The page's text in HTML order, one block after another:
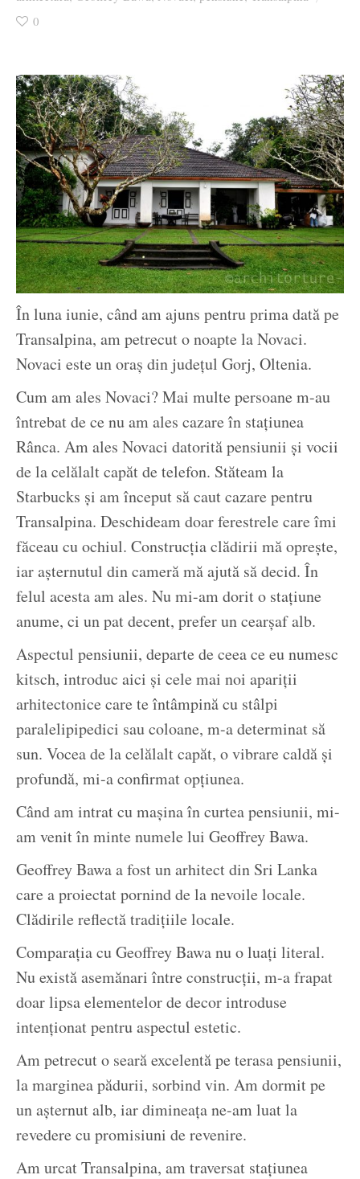
0
În luna iunie, când am ajuns pentru prima dată pe
Transalpina, am petrecut o noapte la Novaci.
Novaci este un oraș din județul Gorj, Oltenia.
Cum am ales Novaci? Mai multe persoane m-au
întrebat de ce nu am ales cazare în stațiunea
Rânca. Am ales Novaci datorită pensiunii și vocii
de la celălalt capăt de telefon. Stăteam la
Starbucks și am început să caut cazare pentru
Transalpina. Deschideam doar ferestrele care îmi
făceau cu ochiul. Construcția clădirii mă oprește,
iar așternutul din cameră mă ajută să decid. În
felul acesta am ales. Nu mi-am dorit o stațiune
anume, ci un pat decent, prefer un cearșaf alb.
Aspectul pensiunii, departe de ceea ce eu numesc
kitsch, introduc aici și cele mai noi apariții
arhitectonice care te întâmpină cu stâlpi
paralelipipedici sau coloane, m-a determinat să
sun. Vocea de la celălalt capăt, o vibrare caldă și
profundă, mi-a confirmat opțiunea.
Când am intrat cu mașina în curtea pensiunii, mi-
am venit în minte numele lui Geoffrey Bawa.
Geoffrey Bawa a fost un arhitect din Sri Lanka
care a proiectat pornind de la nevoile locale.
Clădirile reflectă tradițiile locale.
Comparația cu Geoffrey Bawa nu o luați literal.
Nu există asemănari între construcții, m-a frapat
doar lipsa elementelor de decor introduse
intenționat pentru aspectul estetic.
Am petrecut o seară excelentă pe terasa pensiunii,
la marginea pădurii, sorbind vin. Am dormit pe
un așternut alb, iar dimineața ne-am luat la
revedere cu promisiuni de revenire.
Am urcat Transalpina, am traversat stațiunea